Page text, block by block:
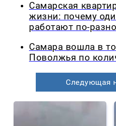
Самарская
жизни: почему
работают по-
Самара вошла в
Поволжья по
Следующая